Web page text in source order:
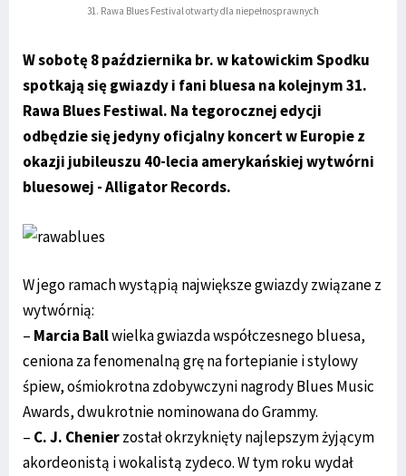
31. Rawa Blues Festival otwarty dla niepełnosprawnych
W sobotę 8 października br. w katowickim Spodku
spotkają się gwiazdy i fani bluesa na kolejnym 31.
Rawa Blues Festiwal. Na tegorocznej edycji
odbędzie się jedyny oficjalny koncert w Europie z
okazji jubileuszu 40-lecia amerykańskiej wytwórni
bluesowej -Alligator Records.
W jego ramach wystąpią największe gwiazdy związane z
wytwórnią:
– Marcia Ballwielka gwiazda współczesnego bluesa,
ceniona za fenomenalną grę na fortepianie i stylowy
śpiew, ośmiokrotna zdobywczyni nagrody Blues Music
Awards, dwukrotnie nominowana do Grammy.
– C. J. Chenierzostał okrzyknięty najlepszym żyjącym
akordeonistą i wokalistą zydeco. W tym roku wydał